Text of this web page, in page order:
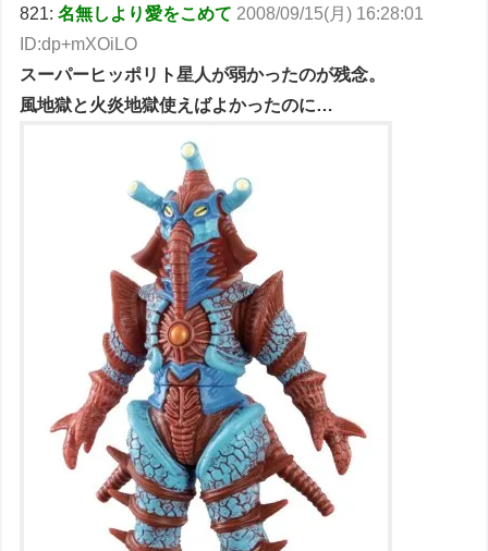
821:名無しより愛をこめて 2008/09/15(月) 16:28:01
ID:dp+mXOiLO
スーパーヒッポリト星人が弱かったのが残念。
風地獄と火炎地獄使えばよかったのに…